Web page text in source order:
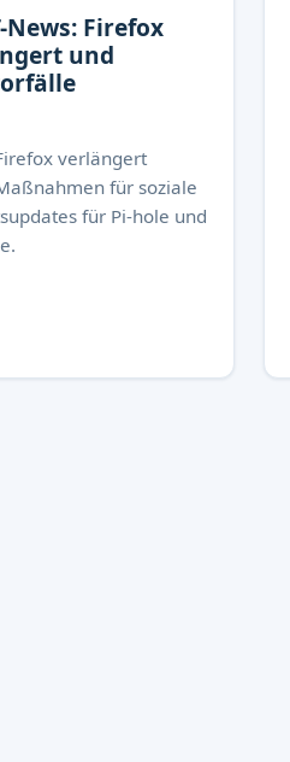
News: Firefox
und
verlängert
für soziale
für Pi-hole und